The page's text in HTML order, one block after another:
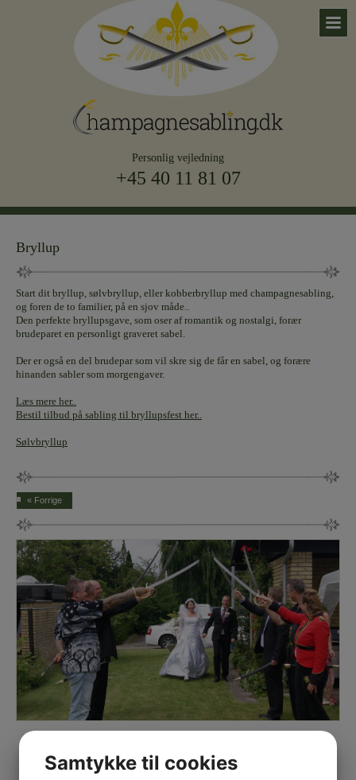
Personlig vejledning
+45 40 11 81 07
Bryllup
Start dit bryllup, sølvbryllup, eller kobberbryllup med champagnesabling,
og foren de to familier, på en sjov måde..
Den perfekte bryllupsgave, som oser af romantik og nostalgi, forær
brudeparet en personligt graveret sabel.
Der er også en del brudepar som vil skre sig de får en sabel, og forære
hinanden sabler som morgengaver.
Læs mere her..
Bestil tilbud på sabling til bryllupsfest her..
Sølvbryllup
« Forrige
Samtykke til cookies